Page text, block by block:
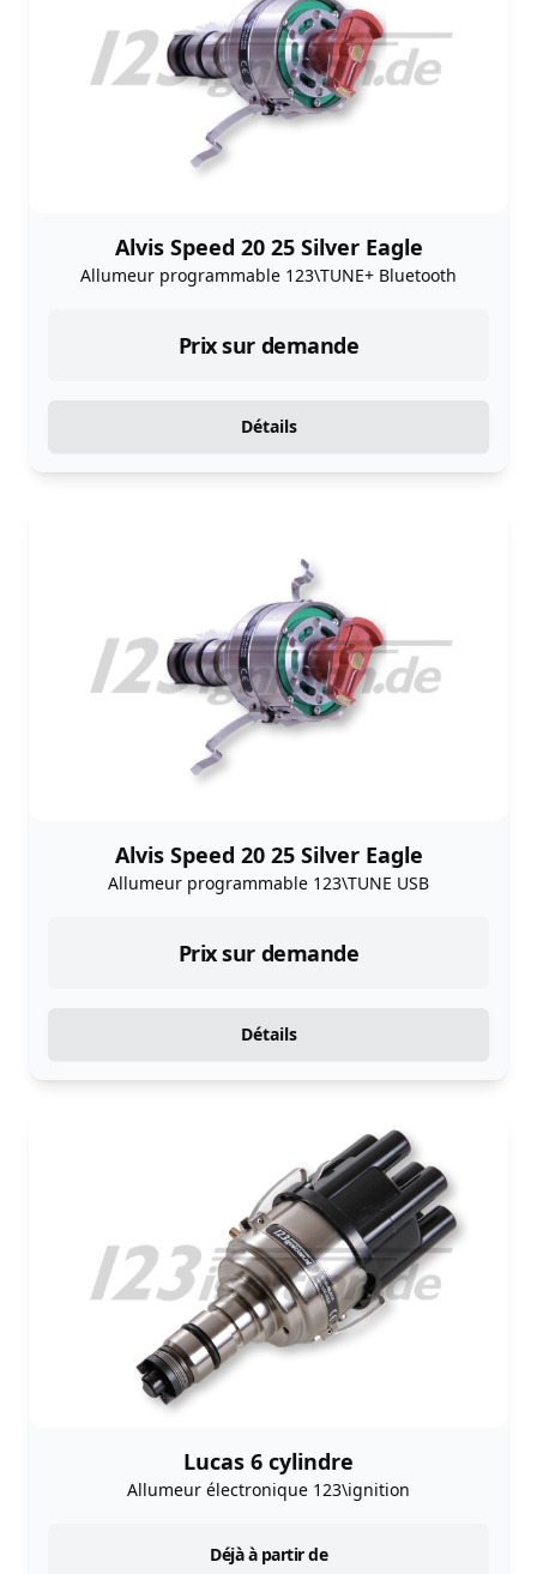
Alvis Speed 20 25 Silver Eagle
Allumeur programmable 123\TUNE+ Bluetooth
Prix sur demande
Détails
Alvis Speed 20 25 Silver Eagle
Allumeur programmable 123\TUNE USB
Prix sur demande
Détails
Lucas 6 cylindre
Allumeur électronique 123\ignition
Déjà à partir de
instock